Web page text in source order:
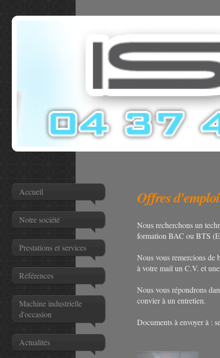
Accueil
Notre société
Prestations et services
Références
Machine industrielle
d'occasion
Actualités
Offres d'emploi
Nous recherchons un
formation BAC ou BTS
Nous vous remercions de
à votre mail un C.V. et
Nous vous répondrons
convier à un entretien.
Documents à envoyer à :